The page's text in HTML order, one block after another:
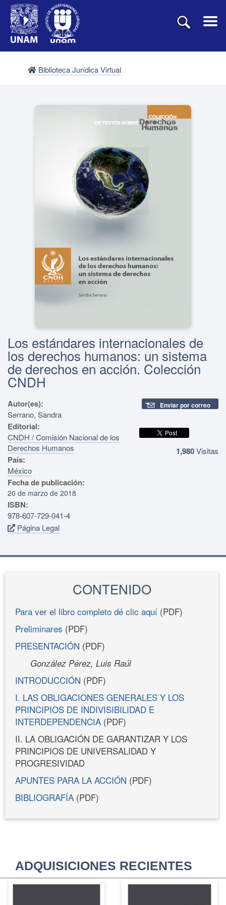
Biblioteca Jurídica Virtual
Los estándares internacionales de
los derechos humanos: un sistema
de derechos en acción. Colección
CNDH
Autor(es):
Serrano, Sandra
Editorial:
CNDH / Comisión Nacional de los
Derechos Humanos
País:
México
Fecha de publicación:
20 de marzo de 2018
ISBN:
978-607-729-041-4
Página Legal
Enviar por correo
1,980Visitas
CONTENIDO
Para ver el libro completo dé clic aquí (PDF)
Preliminares (PDF)
PRESENTACIÓN (PDF)
González Pérez, Luis Raúl
INTRODUCCIÓN (PDF)
I. LAS OBLIGACIONES GENERALES Y LOS
PRINCIPIOS DE INDIVISIBILIDAD E
INTERDEPENDENCIA (PDF)
II. LA OBLIGACIÓN DE GARANTIZAR Y LOS
PRINCIPIOS DE UNIVERSALIDAD Y
PROGRESIVIDAD
APUNTES PARA LA ACCIÓN (PDF)
BIBLIOGRAFÍA (PDF)
ADQUISICIONES RECIENTES